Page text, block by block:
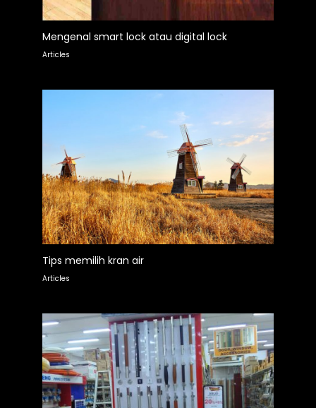
Mengenal smart lock atau digital lock
Articles
Tips memilih kran air
Articles